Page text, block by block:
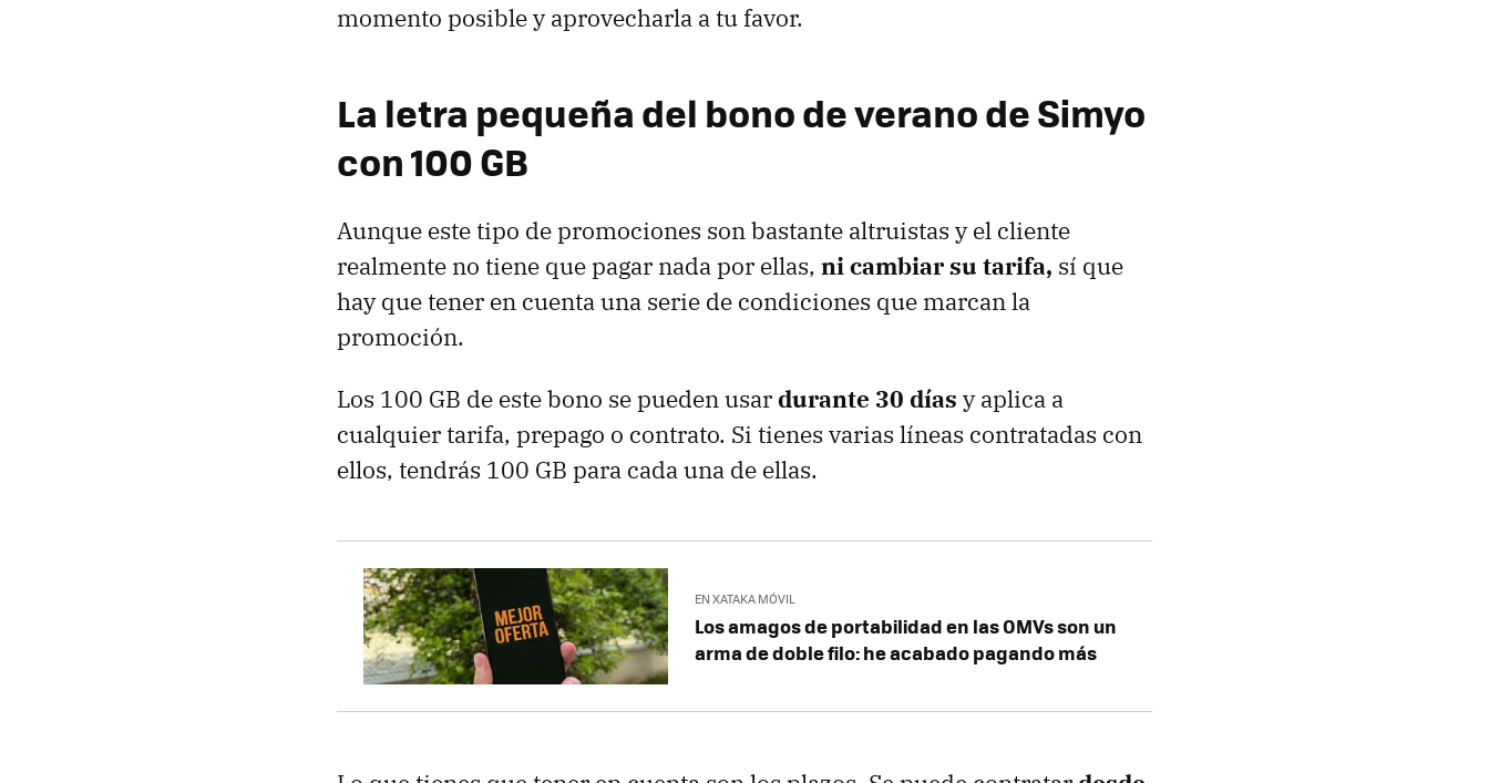
momento posible y aprovecharla a tu favor.
La letra pequeña del bono de verano de Simyo
con 100 GB
Aunque este tipo de promociones son bastante altruistas y el cliente
realmente no tiene que pagar nada por ellas, ni cambiar su tarifa, sí que
hay que tener en cuenta una serie de condiciones que marcan la
promoción.
Los 100 GB de este bono se pueden usardurante 30 días y aplica a
cualquier tarifa, prepago o contrato. Si tienes varias líneas contratadas con
ellos, tendrás 100 GB para cada una de ellas.
EN XATAKA MÓVIL
Los amagos de portabilidad en las OMVs son un
arma de doble filo: he acabado pagando más